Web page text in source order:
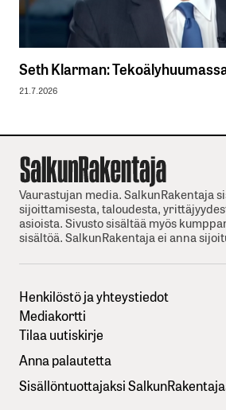
Seth Klarman:
21.7.2026
Vaurastujan media. SalkunRakentaja
sijoittamisesta, taloudesta,
asioista. Sivusto sisältää myös
sisältöä. SalkunRakentaja ei anna
Henkilöstö ja yhteystiedot
Mediakortti
Tilaa uutiskirje
Anna palautetta
Sisällöntuottajaksi